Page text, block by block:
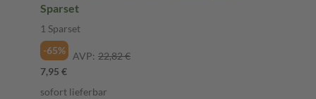
Sparset
1 Sparset
-65%
AVP: 22,82 €
7,95 €
sofort lieferbar